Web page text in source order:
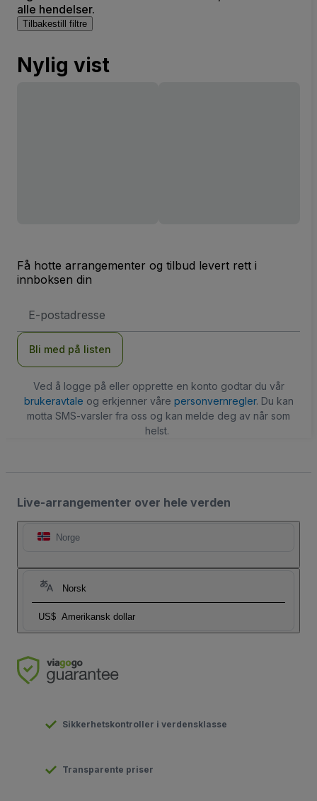
alle hendelser.
Tilbakestill filtre
Nylig vist
Få hotte arrangementer og tilbud levert rett i
innboksen din
postadresse
Bli med på listen
Ved å logge på eller opprette en konto godtar du vår
brukeravtale og erkjenner våre personvernregler. Du kan
motta SMS-varsler fra oss og kan melde deg av når som
helst.
Live-arrangementer over hele verden
Norge
Norsk
US$ Amerikansk dollar
Sikkerhetskontroller i verdensklasse
Transparente priser